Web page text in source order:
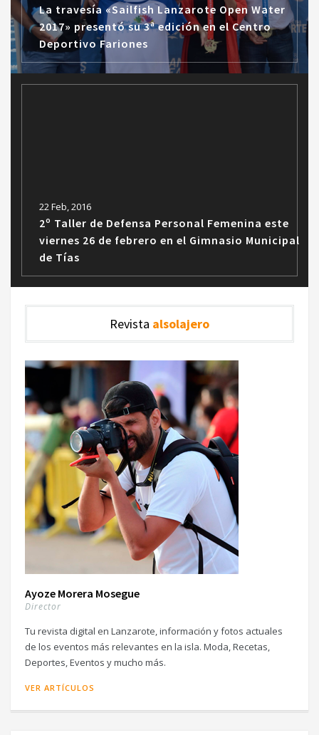
La travesía «Sailfish Lanzarote Open Water
2017» presentó su 3ª edición en el Centro
Deportivo Fariones
22 Feb, 2016
2º Taller de Defensa Personal Femenina este
viernes 26 de febrero en el Gimnasio Municipal
de Tías
Revista alsolajero
Ayoze Morera Mosegue
Director
Tu revista digital en Lanzarote, información y fotos actuales
de los eventos más relevantes en la isla. Moda, Recetas,
Deportes, Eventos y mucho más.
VER ARTÍCULOS